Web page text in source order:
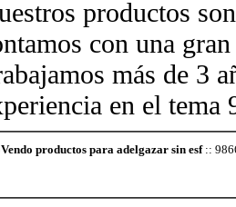
productos
con una
más de 3
en el tema
productos para adelgazar sin esf::